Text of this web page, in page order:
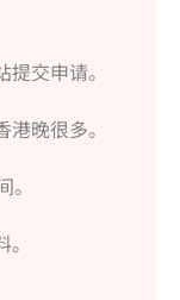
交申请。
晚很多。
。